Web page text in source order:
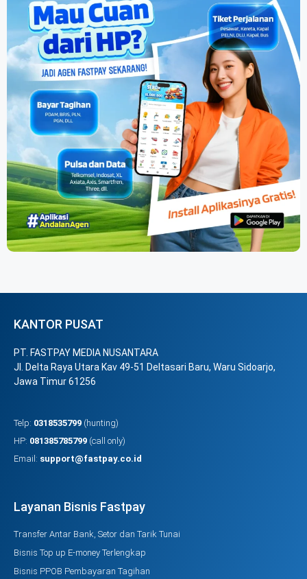
KANTOR PUSAT
PT. FASTPAY MEDIA NUSANTARA
Jl. Delta Raya Utara Kav 49-51 Deltasari Baru, Waru Sidoarjo,
Jawa Timur 61256
Telp: 0318535799 (hunting)
HP: 081385785799 (call only)
Email: support@fastpay.co.id
Layanan Bisnis Fastpay
Transfer Antar Bank, Setor dan Tarik Tunai
Bisnis Top up E-money Terlengkap
Bisnis PPOB Pembayaran Tagihan